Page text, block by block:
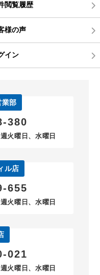
閲覧履歴
様の声
イン
部
380
火曜日、水曜日
ル店
655
火曜日、水曜日
021
火曜日、水曜日